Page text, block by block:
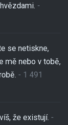
-
se netiskne,
mě nebo v tobě,
- 1 491
že existují. -